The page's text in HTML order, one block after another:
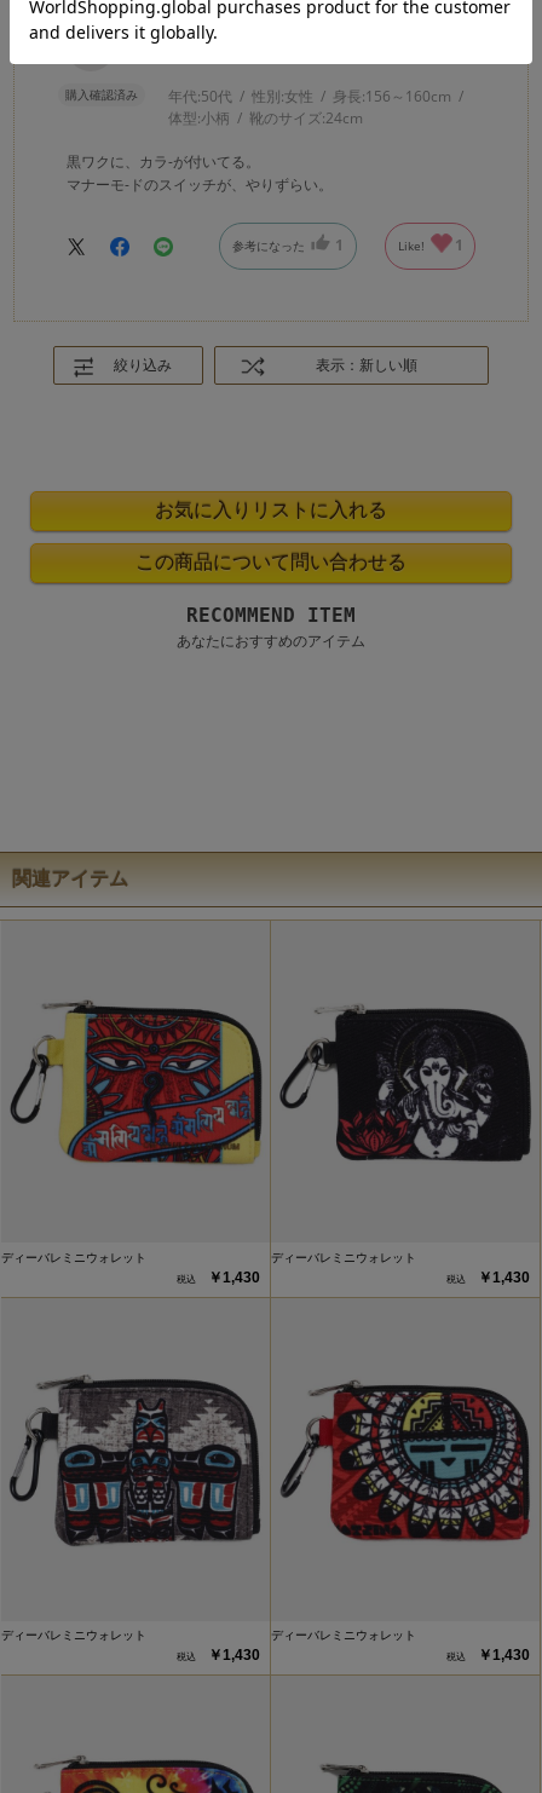
きよ
購入確認済み 年代:50代 性別:女性 身長:156～160cm
体型:小柄 靴のサイズ:24cm
黒ワクに、カラ-が付いてる。
マナーモ-ドのスイッチが、やりずらい。
参考になった 1 Like! 1
絞り込み 表示：新しい順
RECOMMEND ITEM
あなたにおすすめのアイテム
関連アイテム
ディーバレミニウォレット
￥1,430
ディーバレミニウォレット
￥1,430
ディーバレミニウォレット
￥1,430
ディーバレミニウォレット
￥1,430